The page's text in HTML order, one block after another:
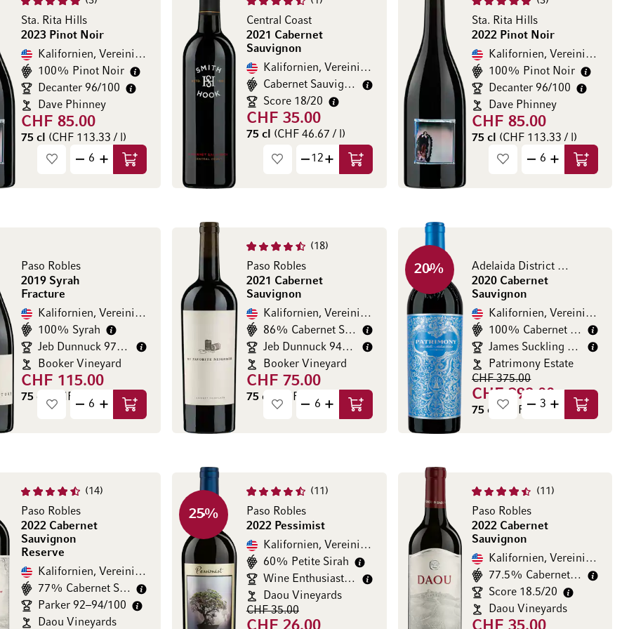
Sta. Rita Hills
2023 Pinot Noir
Kalifornien, Vereinigte Staaten
100% Pinot Noir
Decanter 96/100
Dave Phinney
CHF 85.00
75 cl (CHF 113.33 / l)
In den Warenkorb
Central Coast
2021 Cabernet
Sauvignon
Kalifornien, Vereinigte Staaten
Cabernet Sauvignon
Score 18/20
CHF 35.00
75 cl (CHF 46.67 / l)
In den Warenkorb
Sta. Rita Hills
2022 Pinot Noir
Kalifornien, Vereinigte Staaten
100% Pinot Noir
Decanter 96/100
Dave Phinney
CHF 85.00
75 cl (CHF 113.33 / l)
In den
Paso Robles
2019 Syrah
Fracture
Kalifornien, Vereinigte Staaten
100% Syrah
Jeb Dunnuck 97/100
Booker Vineyard
CHF 115.00
75 cl (CHF 153.33 / l)
In den Warenkorb
18
Paso Robles
2021 Cabernet
Sauvignon
Kalifornien, Vereinigte Staaten
86% Cabernet Sauvignon
Jeb Dunnuck 94/100
Booker Vineyard
CHF 75.00
75 cl (CHF 100.00 / l)
In den Warenkorb
Adelaida District Paso Robles
2020 Cabernet
Sauvignon
20%
Kalifornien, Vereinigte Staaten
100% Cabernet Sauvignon
James Suckling 95/100
Patrimony Estate
CHF 299.00
CHF 375.00
75 cl (CHF 398.67 / l) In den
14
Paso Robles
2022 Cabernet
Sauvignon
Reserve
Kalifornien, Vereinigte Staaten
77% Cabernet Sauvignon
Parker 92–94/100
Daou Vineyards
11
Paso Robles
2022 Pessimist
25%
Kalifornien, Vereinigte Staaten
60% Petite Sirah
Wine Enthusiast 92/100
Daou Vineyards
CHF 35.00
11
Paso Robles
2022 Cabernet
Sauvignon
Kalifornien, Vereinigte Staaten
77.5% Cabernet Sauvignon
Score 18.5/20
Daou Vineyards